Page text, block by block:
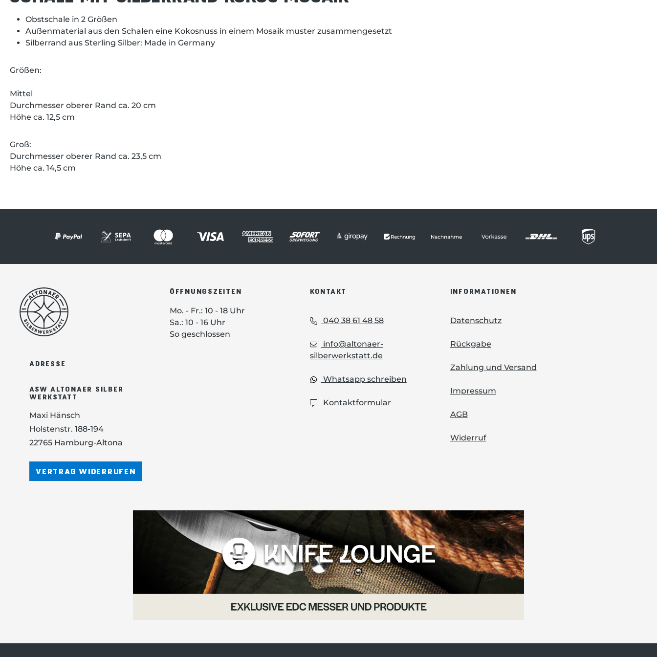
Obstschale in 2 Größen
Außenmaterial aus den Schalen eine Kokosnuss in einem Mosaik muster zusammengesetzt
Silberrand aus Sterling Silber: Made in Germany
Größen:
Mittel
Durchmesser oberer Rand ca. 20 cm
Höhe ca. 12,5 cm
Groß:
Durchmesser oberer Rand ca. 23,5 cm
Höhe ca. 14,5 cm
ADRESSE
ASW ALTONAER SILBER
WERKSTATT
Maxi Hänsch
Holstenstr. 188-194
22765 Hamburg-Altona
VERTRAG WIDERRUFEN
ÖFFNUNGSZEITEN
Mo. - Fr.: 10 - 18 Uhr
Sa.: 10 - 16 Uhr
So geschlossen
KONTAKT
040 38 61 48 58
info@altonaer-
silberwerkstatt.de
Whatsapp schreiben
Kontaktformular
INFORMATIONEN
Datenschutz
Rückgabe
Zahlung und Versand
Impressum
AGB
Widerruf